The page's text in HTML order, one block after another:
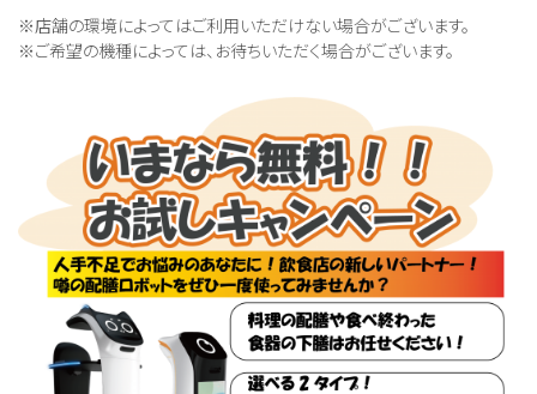
※店舗の環境によってはご利用いただけない場合がございます。
※ご希望の機種によっては、お待ちいただく場合がございます。